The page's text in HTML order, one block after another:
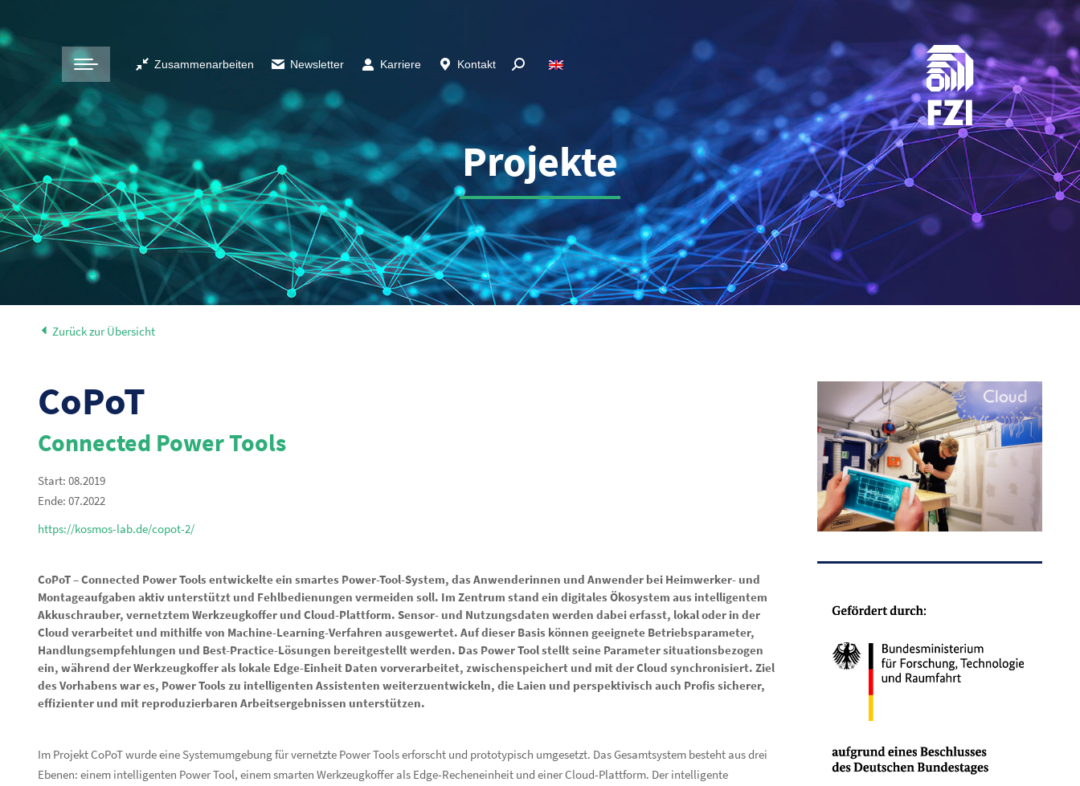
Zusammenarbeiten Newsletter Karriere Kontakt
Projekte
Zurück zur Übersicht
CoPoT
Connected Power Tools
Start: 08.2019
Ende: 07.2022
https://kosmos-lab.de/copot-2/
CoPoT – Connected Power Tools entwickelte ein smartes Power-Tool-System, das Anwenderinnen und Anwender bei Heimwerker- und
Montageaufgaben aktiv unterstützt und Fehlbedienungen vermeiden soll. Im Zentrum stand ein digitales Ökosystem aus intelligentem
Akkuschrauber, vernetztem Werkzeugkoffer und Cloud-Plattform. Sensor- und Nutzungsdaten werden dabei erfasst, lokal oder in der
Cloud verarbeitet und mithilfe von Machine-Learning-Verfahren ausgewertet. Auf dieser Basis können geeignete Betriebsparameter,
Handlungsempfehlungen und Best-Practice-Lösungen bereitgestellt werden. Das Power Tool stellt seine Parameter situationsbezogen
ein, während der Werkzeugkoffer als lokale Edge-Einheit Daten vorverarbeitet, zwischenspeichert und mit der Cloud synchronisiert. Ziel
des Vorhabens war es, Power Tools zu intelligenten Assistenten weiterzuentwickeln, die Laien und perspektivisch auch Profis sicherer,
effizienter und mit reproduzierbaren Arbeitsergebnissen unterstützen.
Im Projekt CoPoT wurde eine Systemumgebung für vernetzte Power Tools erforscht und prototypisch umgesetzt. Das Gesamtsystem besteht aus drei
Ebenen: einem intelligenten Power Tool, einem smarten Werkzeugkoffer als Edge-Recheneinheit und einer Cloud-Plattform. Der intelligente